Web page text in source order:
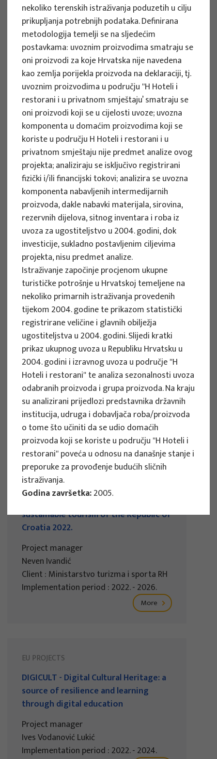
through co-designing experience
based transformative travel to
enhance visitor economy
Project manager
Renata Tomljenović
Implementation period : 2025. - 2028.
More
EU PROJECTS
REWARD - Retaining and attracting
knowledge workers and skills for
regional development
Project manager
Renata Tomljenović
Implementation period : 2024. - 2027.
More
EU PROJECTS
Governing sustainable tourism in
territories with high environmental
value - NaTour4CChange
Project manager
Izidora Marković Vukadin
Implementation period : 2024. - 2026.
More
EU PROJECTS
sustainable tourism of the Republic of
Croatia 2022.
Project manager
Neven Ivandić
Client : Ministarstvo turizma i sporta RH
Implementation period : 2022. - 2026.
More
EU PROJECTS
DIGICULT - Digital Cultural Heritage: a
source of resilience and learning
through digital education
Project manager
Ives Vodanović Lukić
Implementation period : 2022. - 2024.
nekoliko terenskih istraživanja poduzetih u cilju
prikupljanja potrebnijh podataka. Definirana
metodologija temelji se na sljedećim
postavkama: uvoznim proizvodima smatraju se
oni proizvodi za koje Hrvatska nije navedena
kao zemlja porijekla proizvoda na deklaraciji, tj.
uvoznim proizvodima u području ''H Hoteli i
restorani i u privatnom smještaju’ smatraju se
oni proizvodi koji se u cijelosti uvoze; uvozna
komponenta u domaćim proizvodima koji se
koriste u području H Hoteli i restorani i u
privatnom smještaju nije predmet analize ovog
projekta; analiziraju se isključivo registrirani
fizički i/ili financijski tokovi; analizira se uvozna
komponenta nabavljenih intermedijarnih
proizvoda, dakle nabavki materijala, sirovina,
rezervnih dijelova, sitnog inventara i roba iz
uvoza za ugostiteljstvo u 2004. godini, dok
investicije, sukladno postavljenim ciljevima
projekta, nisu predmet analize.
Istraživanje započinje procjenom ukupne
turističke potrošnje u Hrvatskoj temeljene na
nekoliko primarnih istraživanja provedenih
tijekom 2004. godine te prikazom statistički
registrirane veličine i glavnih obilježja
ugostiteljstva u 2004. godini. Slijedi kratki
prikaz ukupnog uvoza u Republiku Hrvatsku u
2004. godini i izravnog uvoza u područje ''H
Hoteli i restorani'' te analiza sezonalnosti uvoza
odabranih proizvoda i grupa proizvoda. Na kraju
su analizirani prijedlozi predstavnika državnih
institucija, udruga i dobavljača roba/proizvoda
o tome što učiniti da se udio domaćih
proizvoda koji se koriste u području ''H Hoteli i
restorani'' poveća u odnosu na današnje stanje i
preporuke za provođenje budućih sličnih
istraživanja.
Godina završetka:2005.